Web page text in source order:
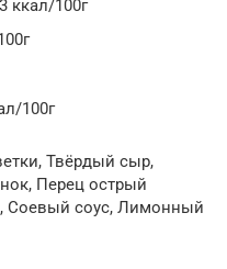
ккал/100г
100г
Твёрдый сыр,
Перец острый
Соевый соус, Лимонный